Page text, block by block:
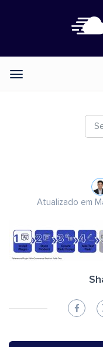
Categories
Atualizado em